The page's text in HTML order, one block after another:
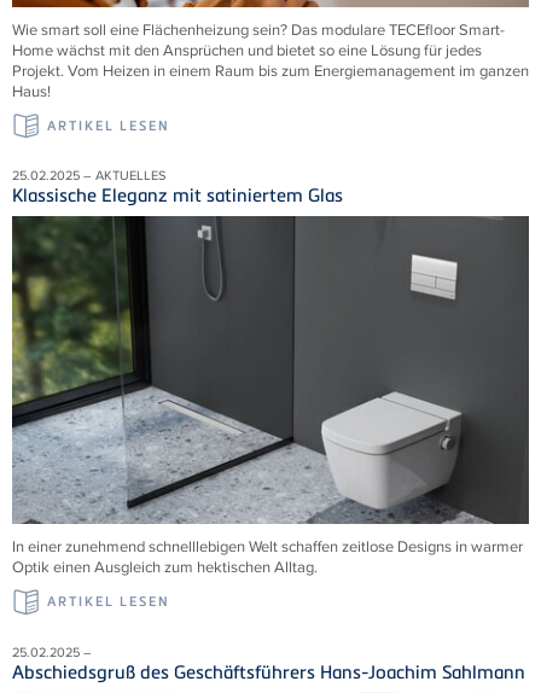
Wie smart soll eine Flächenheizung sein? Das modulare TECEfloor Smart-
Home wächst mit den Ansprüchen und bietet so eine Lösung für jedes
Projekt. Vom Heizen in einem Raum bis zum Energiemanagement im ganzen
Haus!
ARTIKEL LESEN
25.02.2025 – AKTUELLES
Klassische Eleganz mit satiniertem Glas
In einer zunehmend schnelllebigen Welt schaffen zeitlose Designs in warmer
Optik einen Ausgleich zum hektischen Alltag.
ARTIKEL LESEN
25.02.2025 –
Abschiedsgruß des Geschäftsführers Hans-Joachim Sahlmann